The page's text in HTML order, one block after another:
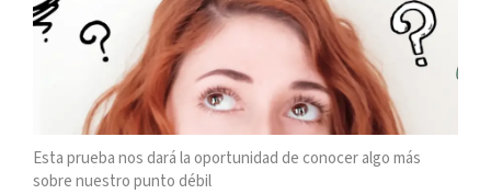
Esta prueba nos dará la oportunidad de conocer algo más
sobre nuestro punto débil